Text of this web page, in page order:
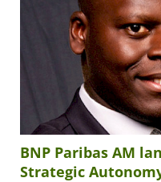
BNP Paribas AM
Strategic